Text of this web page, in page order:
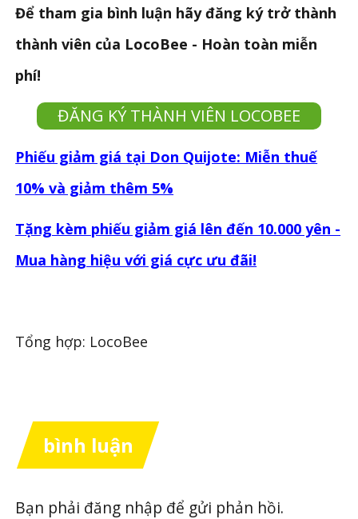
Để tham gia bình luận hãy đăng ký trở thành
thành viên của LocoBee - Hoàn toàn miễn
phí!
ĐĂNG KÝ THÀNH VIÊN LOCOBEE
Phiếu giảm giá tại Don Quijote: Miễn thuế
10% và giảm thêm 5%
Tặng kèm phiếu giảm giá lên đến 10.000 yên -
Mua hàng hiệu với giá cực ưu đãi!
Tổng hợp: LocoBee
bình luận
Bạn phải đăng nhập để gửi phản hồi.